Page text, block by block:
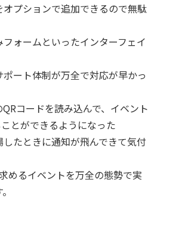
オプションで追加できるので無駄
フォームといったインターフェイ
ポート体制が万全で対応が早かっ
コードを読み込んで、イベント
とができるようになった
したときに通知が飛んできて気付
めるイベントを万全の態勢で実